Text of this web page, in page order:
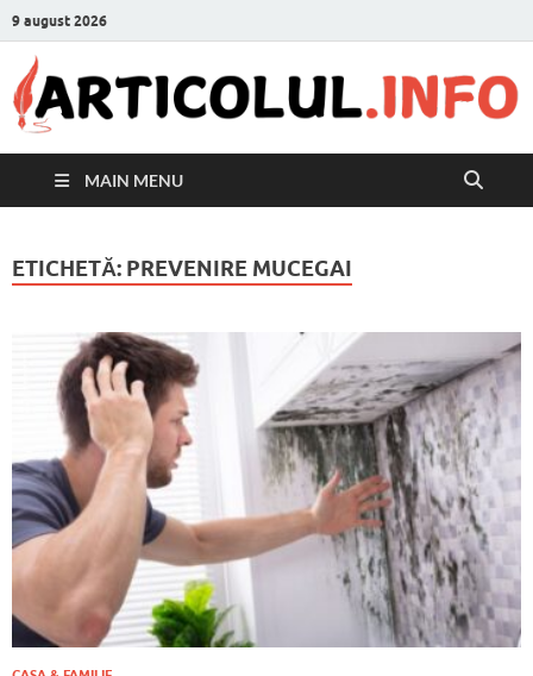
9 august 2026
MAIN MENU
ETICHETĂ: PREVENIRE MUCEGAI